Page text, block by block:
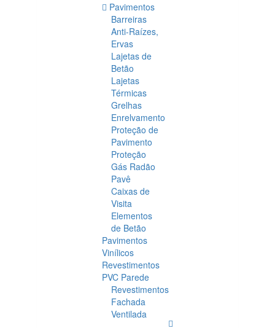
Pavimentos
Barreiras
Anti-Raízes,
Ervas
Lajetas de
Betão
Lajetas
Térmicas
Grelhas
Enrelvamento
Proteção de
Pavimento
Proteção
Gás Radão
Pavê
Caixas de
Visita
Elementos
de Betão
Pavimentos
Vinílicos
Revestimentos
PVC Parede
Revestimentos
Fachada
Ventilada